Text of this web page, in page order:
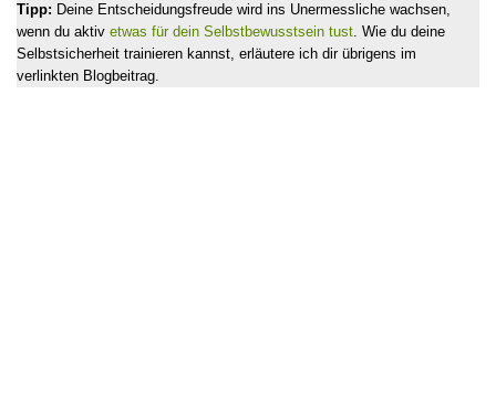
Tipp: Deine Entscheidungsfreude wird ins Unermessliche wachsen,
wenn du aktiv etwas für dein Selbstbewusstsein tust. Wie du deine
Selbstsicherheit trainieren kannst, erläutere ich dir übrigens im
verlinkten Blogbeitrag.